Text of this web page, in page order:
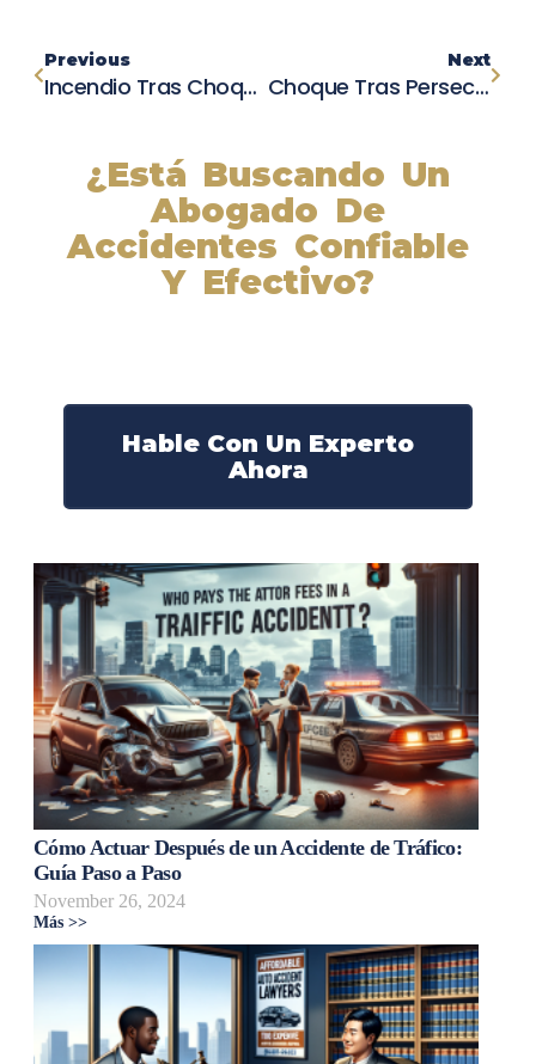
Previous
Incendio Tras Choque: Familia Atrapada En Su Patio Después De Choque De Auto Robado En San Bernardino
Next
Choque Tras Persecución Policial En Barrio Logan: Dos Heridos Y Un Arresto
¿Está Buscando Un
Abogado De
Accidentes Confiable
Y Efectivo?
Hable Con Un Experto
Ahora
Cómo Actuar Después de un Accidente de Tráfico:
Guía Paso a Paso
November 26, 2024
Más >>